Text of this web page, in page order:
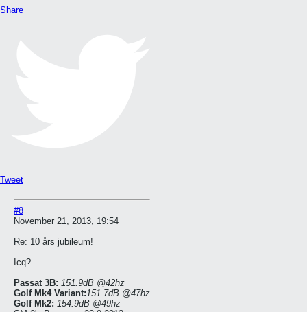
Share
Tweet
#8
November 21, 2013, 19:54
Re: 10 års jubileum!
Icq?
Passat 3B: 151.9dB @42hz
Golf Mk4 Variant: 151.7dB @47hz
Golf Mk2: 154.9dB @49hz